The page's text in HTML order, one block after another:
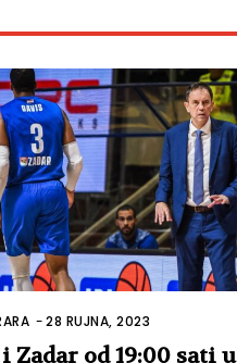
-28 RUJNA, 2023
Zadar od 19:00 sati u